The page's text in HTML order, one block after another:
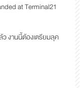
at Terminal21
วงานนี้ต้องเตรียมลุค